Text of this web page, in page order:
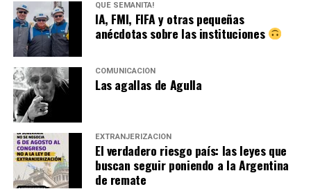
QUÉ SEMANITA!
IA, FMI, FIFA y otras pequeñas
anécdotas sobre las instituciones
COMUNICACIÓN
Las agallas de Agulla
EXTRANJERIZACIÓN
El verdadero riesgo país: las leyes que
buscan seguir poniendo a la Argentina
de remate